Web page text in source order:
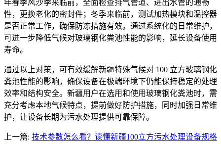
年春季风沙季来临前，全面检查排气管道、进出水管的通畅
性，更换老化的密封件；冬季来临前，测试加热模块和温控器
是否正常工作，确保防冻措施有效。通过系统化的日常维护，
可进一步降低气候对玻璃钢化粪池性能的影响，延长设备使用
寿命。
通过以上对策，可有效缓解新疆特殊气候对 100 立方玻璃钢化
粪池性能的影响，确保设备在极端环境下仍能保持稳定的处理
效率和结构安全。新疆用户在选用和使用玻璃钢化粪池时，需
充分考虑本地气候特点，提前做好防护措施，同时加强日常维
护，让设备长期为污水处理提供可靠保障。
上一篇: 技术参数怎么看？读懂新疆100立方污水处理设备规格